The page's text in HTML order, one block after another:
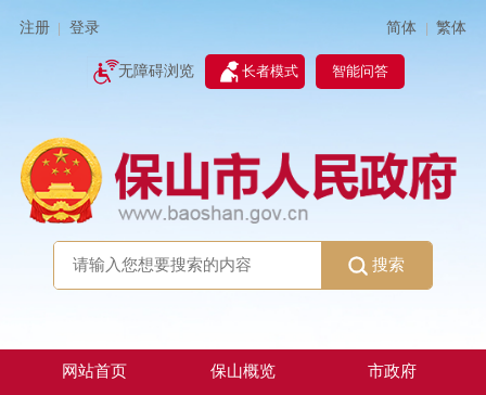
注册 登录 简体 | 繁体
无障碍浏览 长者模式 智能问答
搜索
网站首页 保山概览 市政府